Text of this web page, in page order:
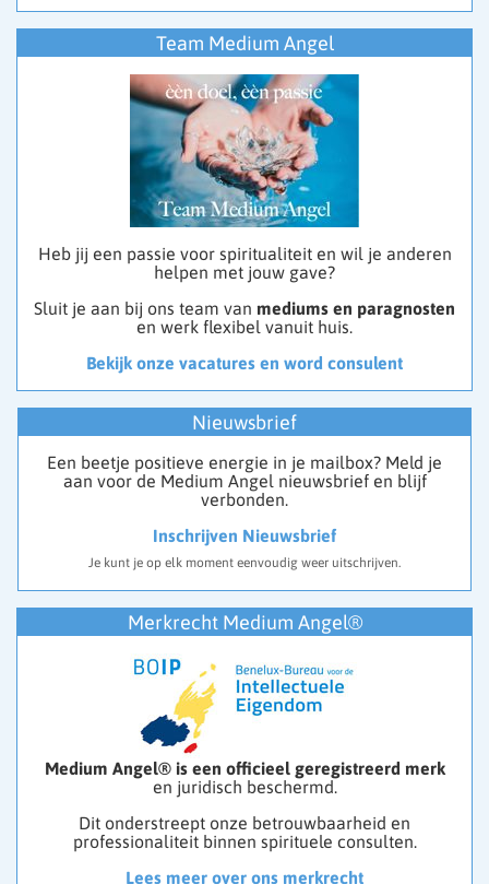
Team Medium Angel
Heb jij een passie voor spiritualiteit en wil je anderen
helpen met jouw gave?
Sluit je aan bij ons team van mediums en paragnosten
en werk flexibel vanuit huis.
Bekijk onze vacatures en word consulent
Nieuwsbrief
Een beetje positieve energie in je mailbox? Meld je
aan voor de Medium Angel nieuwsbrief en blijf
verbonden.
Inschrijven Nieuwsbrief
Je kunt je op elk moment eenvoudig weer uitschrijven.
Merkrecht Medium Angel®
Medium Angel® is een officieel geregistreerd merk
en juridisch beschermd.
Dit onderstreept onze betrouwbaarheid en
professionaliteit binnen spirituele consulten.
Lees meer over ons merkrecht